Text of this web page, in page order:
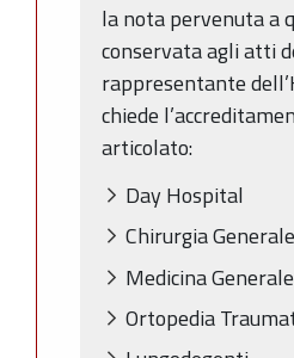
la nota pervenuta a
conservata agli atti
rappresentante
chiede
articolato:
Day Hospital
Chirurgia Generale
Medicina Generale
Ortopedia